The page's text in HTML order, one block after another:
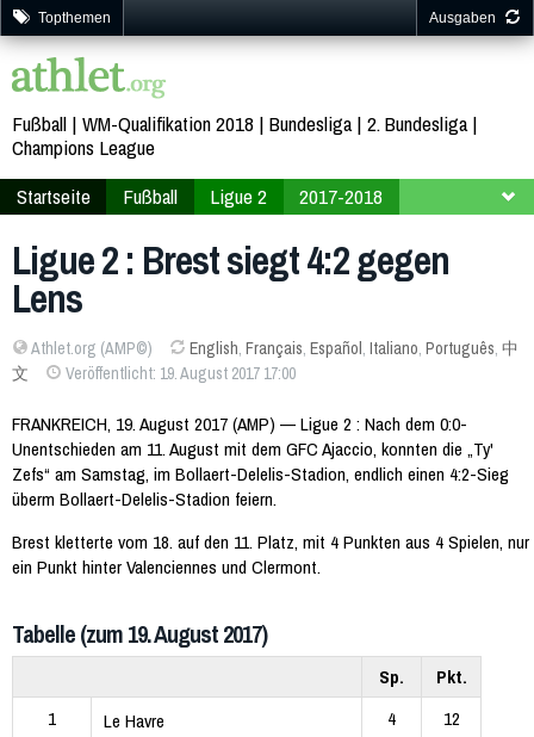
Topthemen Ausgaben
Fußball WM-Qualifikation 2018 Bundesliga 2. Bundesliga
Champions League
Startseite
Fußball Ligue 2
2017-2018
Ligue 2 : Brest siegt 4:2 gegen
Lens
Athlet.org (AMP©) English, Français, Español, Italiano, Português, 中
文
Veröffentlicht: 19. August 2017 17:00
FRANKREICH, 19. August 2017 (AMP) — Ligue 2 : Nach dem 0:0-
Unentschieden am 11. August mit dem GFC Ajaccio, konnten die „Ty'
Zefs“ am Samstag, im Bollaert-Delelis-Stadion, endlich einen 4:2-Sieg
überm Bollaert-Delelis-Stadion feiern.
Brest kletterte vom 18. auf den 11. Platz, mit 4 Punkten aus 4 Spielen, nur
ein Punkt hinter Valenciennes und Clermont.
Tabelle (zum 19. August 2017)
Sp.
Pkt.
1
Le Havre 4
12